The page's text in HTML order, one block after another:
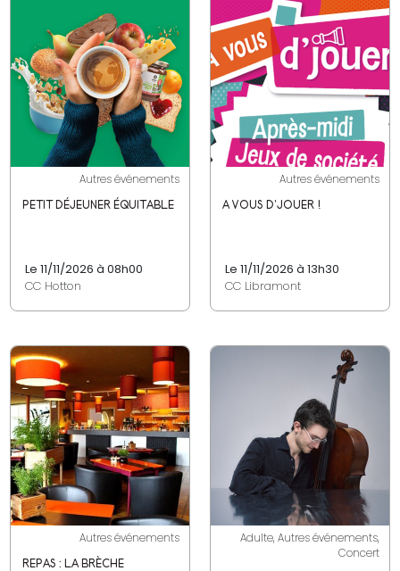
Autres événements
PETIT DÉJEUNER ÉQUITABLE
Le 11/11/2026 à 08h00
CC Hotton
Autres événements
A VOUS D'JOUER !
Le 11/11/2026 à 13h30
CC Libramont
Autres événements
REPAS : LA BRÈCHE
Adulte, Autres événements,
Concert